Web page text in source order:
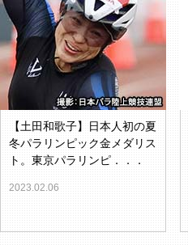
【土田和歌子】日本人初の夏
冬パラリンピック金メダリス
ト。東京パラリンピ．．．
2023.02.06